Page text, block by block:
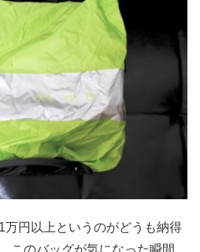
万円以上というのがどうも納得